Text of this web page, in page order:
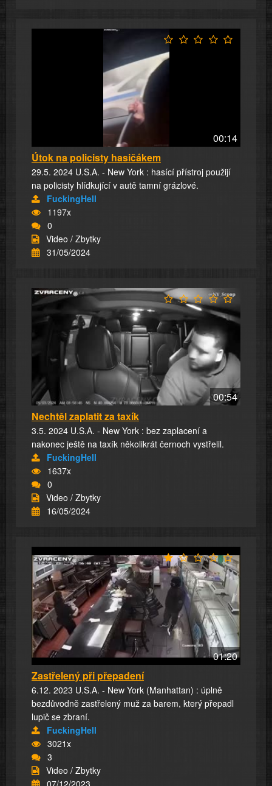
00:14
Útok na policisty hasičákem
29.5. 2024 U.S.A. - New York : hasící přístroj použijí
na policisty hlídkující v autě tamní grázlové.
FuckingHell
1197x
0
Video / Zbytky
31/05/2024
00:54
Nechtěl zaplatit za taxík
3.5. 2024 U.S.A. - New York : bez zaplacení a
nakonec ještě na taxík několikrát černoch vystřelil.
FuckingHell
1637x
0
Video / Zbytky
16/05/2024
01:20
Zastřelený při přepadení
6.12. 2023 U.S.A. - New York (Manhattan) : úplně
bezdůvodně zastřelený muž za barem, který přepadl
lupič se zbraní.
FuckingHell
3021x
3
Video / Zbytky
07/12/2023